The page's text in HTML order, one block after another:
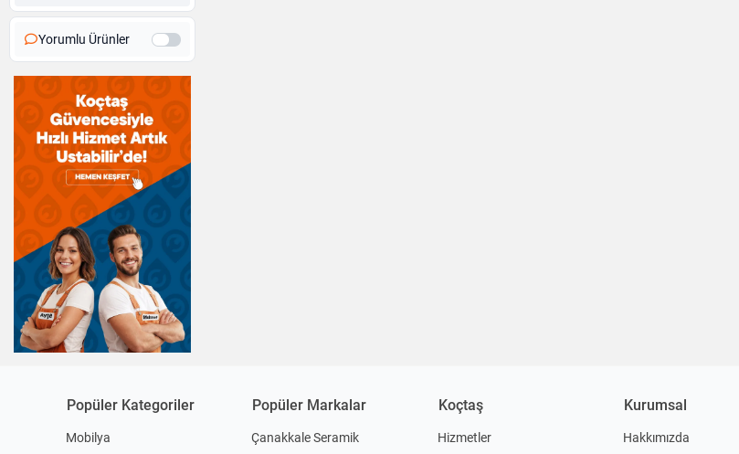
Yorumlu Ürünler
Popüler Kategoriler
Mobilya
Popüler Markalar
Çanakkale Seramik
Koçtaş
Hizmetler
Kurumsal
Hakkımızda